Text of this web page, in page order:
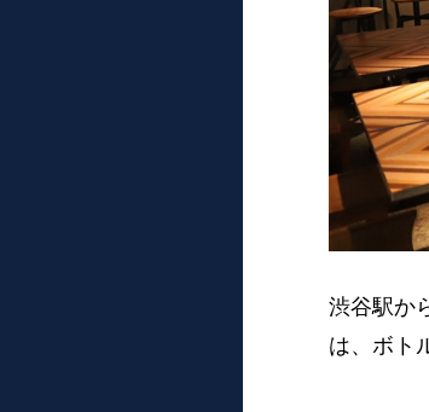
渋谷駅か
は、ボト